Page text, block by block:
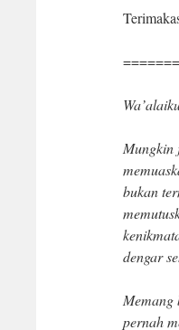
=======
Mungkin
bukan
dengar
Memang
pernah